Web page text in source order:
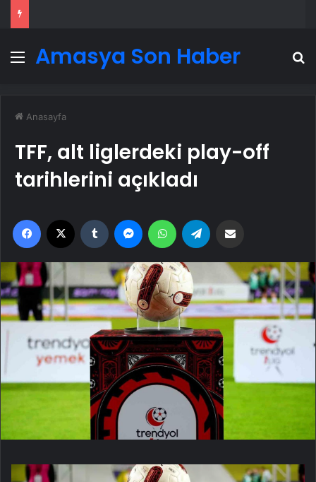
Menü
Amasya Son Haber
Anasayfa
TFF, alt liglerdeki play-off
tarihlerini açıkladı
Facebook Tumblr MessengerWhatsApp